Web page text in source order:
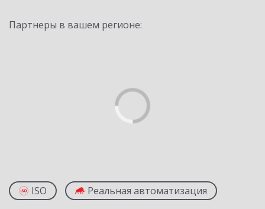
Партнеры в вашем регионе:
ISO Реальная автоматизация